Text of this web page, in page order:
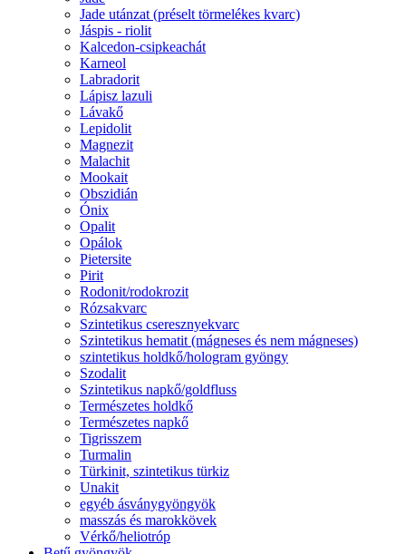
Jade utánzat (préselt törmelékes kvarc)
Jáspis - riolit
Kalcedon-csipkeachát
Karneol
Labradorit
Lápisz lazuli
Lávakő
Lepidolit
Magnezit
Malachit
Mookait
Obszidián
Ónix
Opalit
Opálok
Pietersite
Pirit
Rodonit/rodokrozit
Rózsakvarc
Szintetikus cseresznyekvarc
Szintetikus hematit (mágneses és nem mágneses)
szintetikus holdkő/hologram gyöngy
Szodalit
Szintetikus napkő/goldfluss
Természetes holdkő
Természetes napkő
Tigrisszem
Turmalin
Türkinit, szintetikus türkiz
Unakit
egyéb ásványgyöngyök
masszás és marokkövek
Vérkő/heliotróp